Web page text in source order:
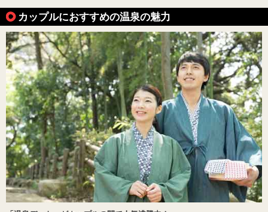
カップルにおすすめの温泉の魅力